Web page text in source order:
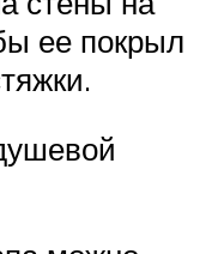
ее покрыл